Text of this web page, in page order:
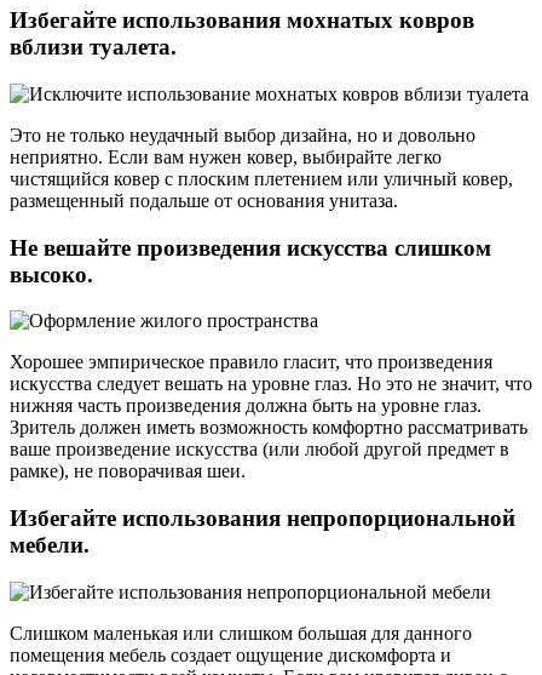
Избегайте использования мохнатых ковров
вблизи туалета.
Это не только неудачный выбор дизайна, но и довольно
неприятно. Если вам нужен ковер, выбирайте легко
чистящийся ковер с плоским плетением или уличный ковер,
размещенный подальше от основания унитаза.
Не вешайте произведения искусства слишком
высоко.
Хорошее эмпирическое правило гласит, что произведения
искусства следует вешать на уровне глаз. Но это не значит, что
нижняя часть произведения должна быть на уровне глаз.
Зритель должен иметь возможность комфортно рассматривать
ваше произведение искусства (или любой другой предмет в
рамке), не поворачивая шеи.
Избегайте использования непропорциональной
мебели.
Слишком маленькая или слишком большая для данного
помещения мебель создает ощущение дискомфорта и